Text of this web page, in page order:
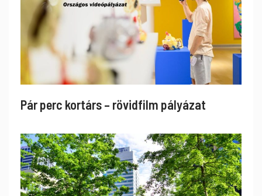
Pár perc kortárs – rövidfilm pályázat